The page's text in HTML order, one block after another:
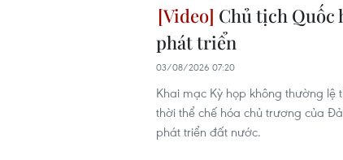
Chủ tịch Quốc
phát triển
03/08/2026 07:20
Khai mạc Kỳ họp không thường lệ
thời thể chế hóa chủ trương của
phát triển đất nước.